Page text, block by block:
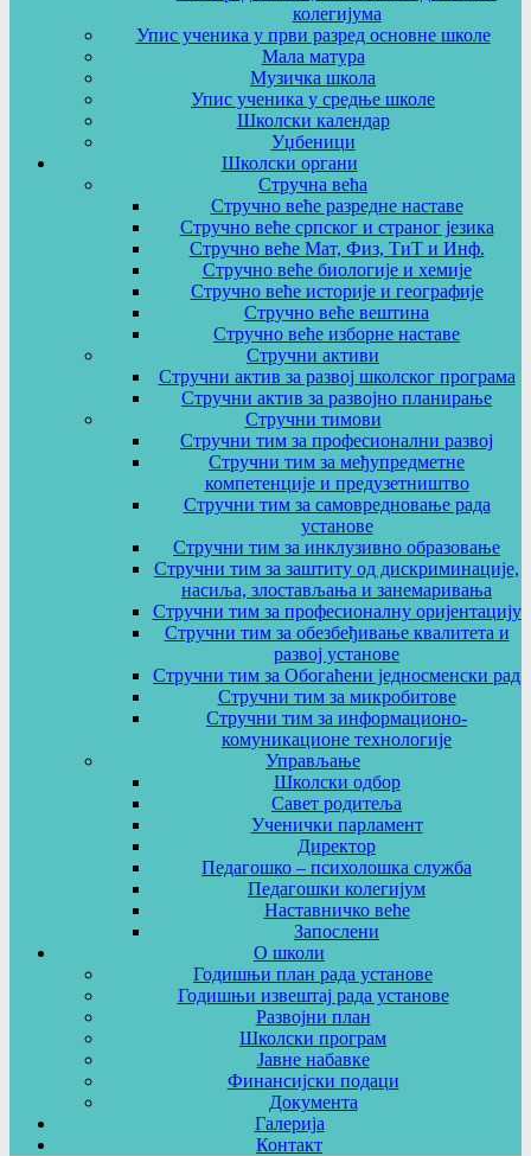
колегијума
Упис ученика у први разред основне школе
Мала матура
Музичка школа
Упис ученика у средње школе
Школски календар
Уџбеници
Школски органи
Стручна већа
Стручно веће разредне наставе
Стручно веће српског и страног језика
Стручно веће Мат, Физ, ТиТ и Инф.
Стручно веће биологије и хемије
Стручно веће историје и географије
Стручно веће вештина
Стручно веће изборне наставе
Стручни активи
Стручни актив за развој школског програма
Стручни актив за развојно планирање
Стручни тимови
Стручни тим за професионални развој
Стручни тим за међупредметне
компетенције и предузетништво
Стручни тим за самовредновање рада
установе
Стручни тим за инклузивно образовање
Стручни тим за заштиту од дискриминације,
насиља, злостављања и занемаривања
Стручни тим за професионалну оријентацију
Стручни тим за обезбеђивање квалитета и
развој установе
Стручни тим за Обогаћени једносменски рад
Стручни тим за микробитове
Стручни тим за информационо-
комуникационе технологије
Управљање
Школски одбор
Савет родитеља
Ученички парламент
Директор
Педагошко – психолошка служба
Педагошки колегијум
Наставничко веће
Запослени
О школи
Годишњи план рада установе
Годишњи извештај рада установе
Развојни план
Школски програм
Јавне набавке
Финансијски подаци
Документа
Галерија
Контакт